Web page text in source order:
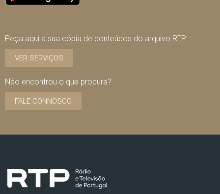
Peça aqui a sua cópia de conteúdos do arquivo RTP
VER SERVIÇOS
Não encontrou o que procura?
FALE CONNOSCO